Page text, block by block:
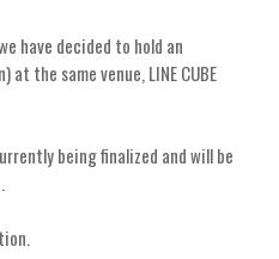
have decided to hold an
the same venue, LINE CUBE
being finalized and will be